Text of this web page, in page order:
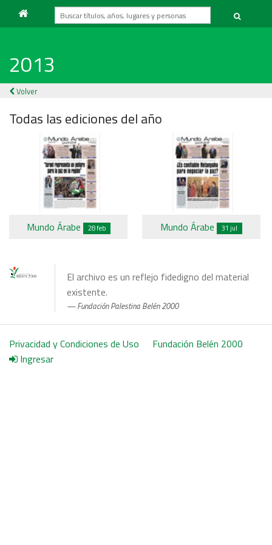
2013
Volver
Todas las ediciones del año
Mundo Árabe 28 feb Mundo Árabe 31 jul
El archivo es un reflejo fidedigno del material
existente.
Fundación Palestina Belén 2000
Privacidad y Condiciones de Uso
Fundación Belén 2000
Ingresar